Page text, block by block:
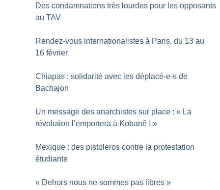
Des condamnations très lourdes pour les opposants
au TAV
Rendez-vous internationalistes à Paris, du 13 au
16 février
Chiapas : solidarité avec les déplacé-e-s de
Bachajon
Un message des anarchistes sur place : « La
révolution l’emportera à Kobanê ! »
Mexique : des pistoleros contre la protestation
étudiante
« Dehors nous ne sommes pas libres »